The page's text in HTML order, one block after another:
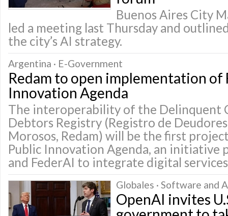
Buenos Aires City
led a meeting last Thursday and
the city’s AI strategy.
Argentina · E-Government
Redam to open implementation of
Innovation Agenda
The interoperability of the Delinquent
Debtors Registry (Registro de
Morosos, Redam) will be the first
Public Innovation Agenda, an initiative
and FederAI to integrate digital
Globales · Software and
OpenAI invites